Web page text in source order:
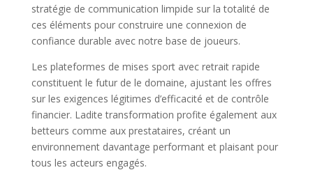
stratégie de communication limpide sur la totalité de
ces éléments pour construire une connexion de
confiance durable avec notre base de joueurs.
Les plateformes de mises sport avec retrait rapide
constituent le futur de le domaine, ajustant les offres
sur les exigences légitimes d’efficacité et de contrôle
financier. Ladite transformation profite également aux
betteurs comme aux prestataires, créant un
environnement davantage performant et plaisant pour
tous les acteurs engagés.